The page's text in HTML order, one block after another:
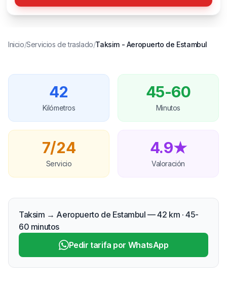
Inicio/Servicios de traslado/Taksim - Aeropuerto de Estambul
42
Kilómetros
45-60
Minutos
7/24
Servicio
4.9★
Valoración
Taksim → Aeropuerto de Estambul — 42 km · 45-
60 minutos
Pedir tarifa por WhatsApp